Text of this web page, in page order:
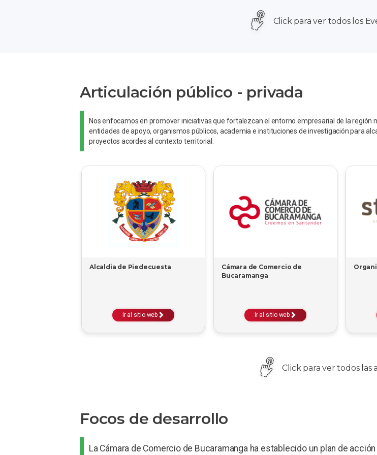
Click para ver todos los
Articulación público - privada
Nos enfocamos en promover iniciativas que fortalezcan el entorno empresarial de la
entidades de apoyo, organismos públicos, academia e instituciones de investigación para
proyectos acordes al contexto territorial.
Alcaldia de Piedecuesta
Ir al sitio web
Cámara de Comercio de
Bucaramanga
Ir al sitio web
Click para ver todos las
Focos de desarrollo
La Cámara de Comercio de Bucaramanga ha establecido un plan de